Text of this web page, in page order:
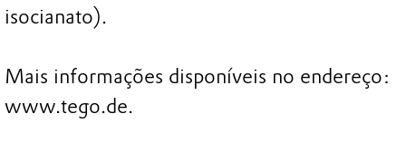
isocianato).
Mais informações disponíveis no endereço:
www.tego.de.